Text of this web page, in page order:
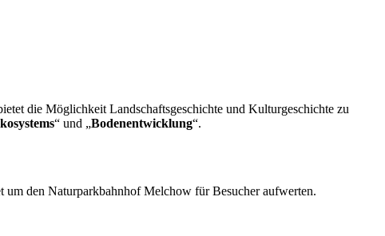
die Möglichkeit Landschaftsgeschichte und Kulturgeschichte zu
“ und „Bodenentwicklung“.
den Naturparkbahnhof Melchow für Besucher aufwerten.